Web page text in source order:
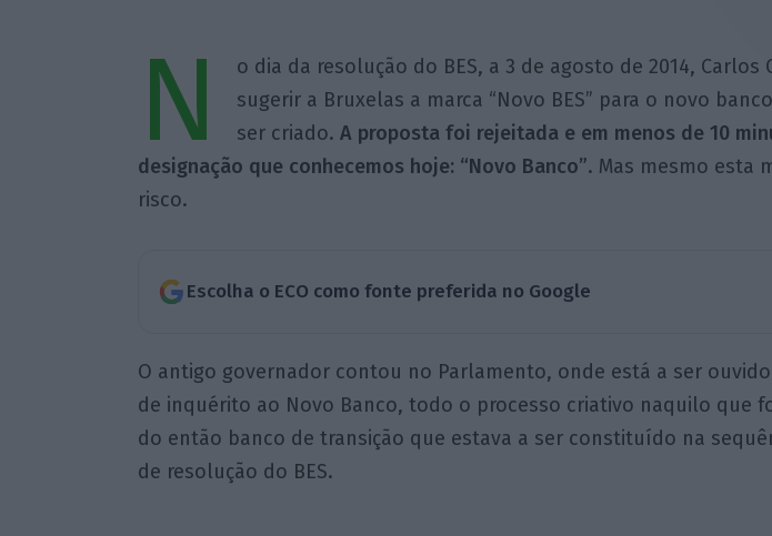
N
o dia da resolução do BES, a 3 de agosto de 2014, Carlos
sugerir a Bruxelas a marca “Novo BES” para o novo
ser criado. A proposta foi rejeitada e em menos de 10
designação que conhecemos hoje: “Novo Banco”. Mas mesmo esta
risco.
Escolha o ECO como fonte preferida no Google
O antigo governador contou no Parlamento, onde está a ser
de inquérito ao Novo Banco, todo o processo criativo naquilo que
do então banco de transição que estava a ser constituído na
de resolução do BES.